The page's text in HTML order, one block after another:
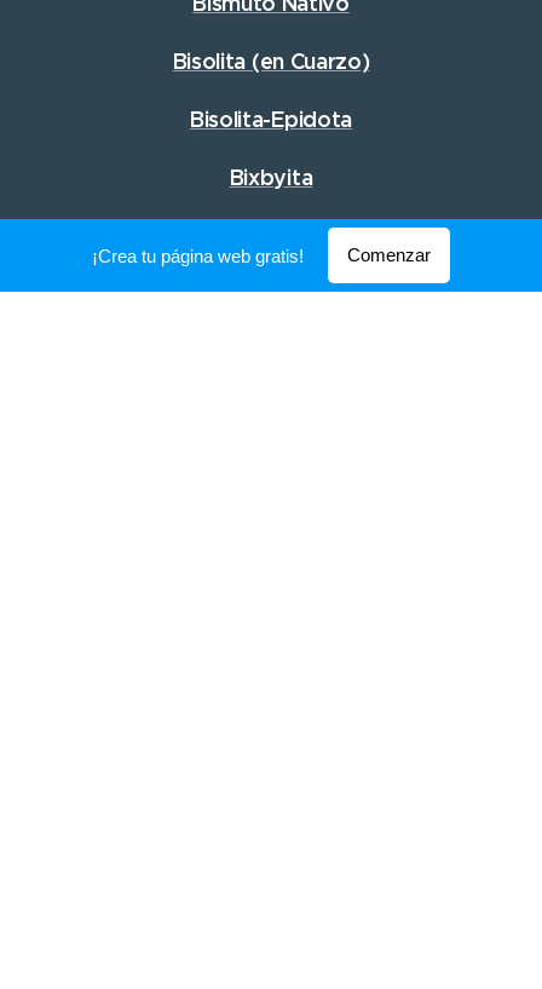
Bisolita (en Cuarzo)
Bisolita-Epidota
Bixbyita
¡Crea tu página web gratis! Comenzar